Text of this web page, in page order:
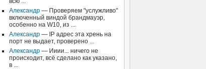
Александр — Проверяем "услужливо"
включенный виндой брандмауэр,
особенно на W10, из ...
Александр — IP адрес эта хрень на
порт не выдает, проверено ...
Александр — Ииии... ничего не
происходит, всё сделано как указано,
в ...